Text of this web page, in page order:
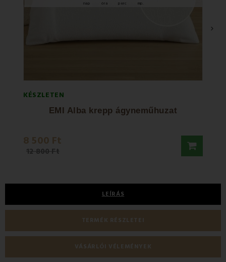
nap óra perc mp.
KÉSZLETEN
EMI Alba krepp ágyneműhuzat
8 500 Ft
12 800 Ft
›
LEÍRÁS
TERMÉK RÉSZLETEI
VÁSÁRLÓI VÉLEMÉNYEK